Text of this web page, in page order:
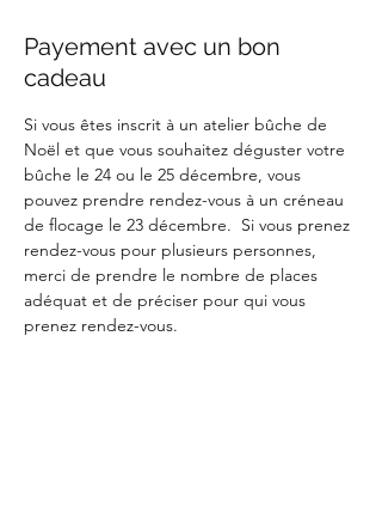
Payement avec un bon
cadeau
Si vous êtes inscrit à un atelier bûche de
Noël et que vous souhaitez déguster votre
bûche le 24 ou le 25 décembre, vous
pouvez prendre rendez-vous à un créneau
de flocage le 23 décembre.  Si vous prenez
rendez-vous pour plusieurs personnes,
merci de prendre le nombre de places
adéquat et de préciser pour qui vous
prenez rendez-vous.